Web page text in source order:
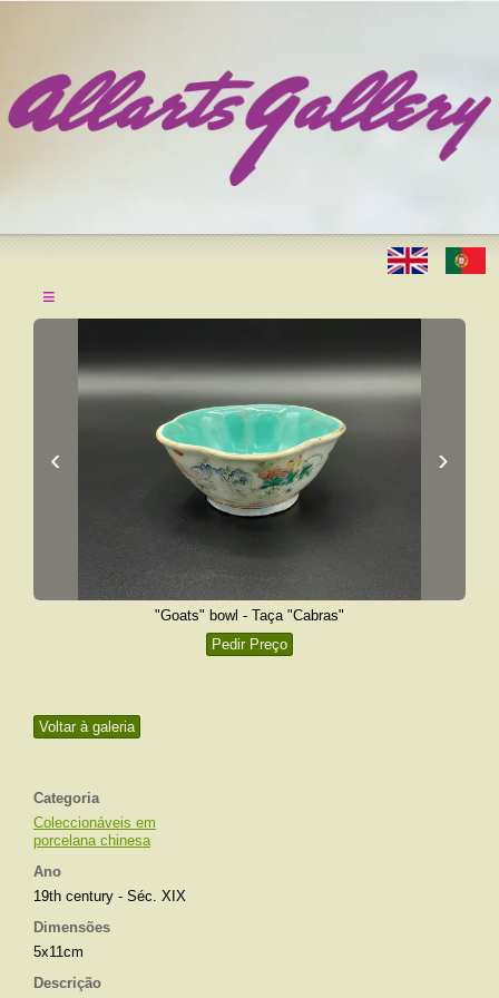
≡
Voltar à galeria
Categoria
Coleccionáveis em
porcelana chinesa
Ano
19th century - Séc. XIX
Dimensões
5x11cm
Descrição
‹ ›
"Goats" bowl - Taça "Cabras"
Pedir Preço